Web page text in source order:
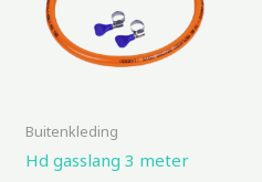
Buitenkleding
Hd gasslang 3 meter